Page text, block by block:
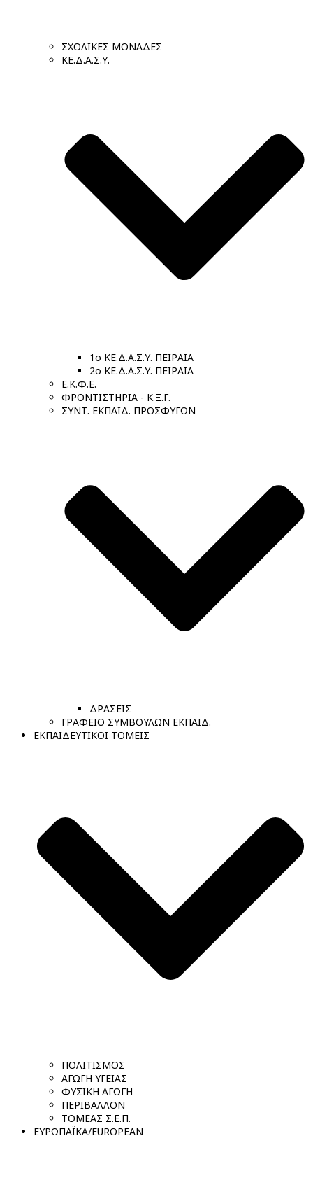
ΣΧΟΛΙΚΕΣ ΜΟΝΑΔΕΣ
ΚΕ.Δ.Α.Σ.Υ.
1ο ΚΕ.Δ.Α.Σ.Υ. ΠΕΙΡΑΙΑ
2ο ΚΕ.Δ.Α.Σ.Υ. ΠΕΙΡΑΙΑ
Ε.Κ.Φ.Ε.
ΦΡΟΝΤΙΣΤΗΡΙΑ - Κ.Ξ.Γ.
ΣΥΝΤ. ΕΚΠΑΙΔ. ΠΡΟΣΦΥΓΩΝ
ΔΡΑΣΕΙΣ
ΓΡΑΦΕΙΟ ΣΥΜΒΟΥΛΩΝ ΕΚΠΑΙΔ.
ΕΚΠΑΙΔΕΥΤΙΚΟΙ ΤΟΜΕΙΣ
ΠΟΛΙΤΙΣΜΟΣ
ΑΓΩΓΗ ΥΓΕΙΑΣ
ΦΥΣΙΚΗ ΑΓΩΓΗ
ΠΕΡΙΒΑΛΛΟΝ
ΤΟΜΕΑΣ Σ.Ε.Π.
ΕΥΡΩΠΑΪΚΑ/EUROPEAN